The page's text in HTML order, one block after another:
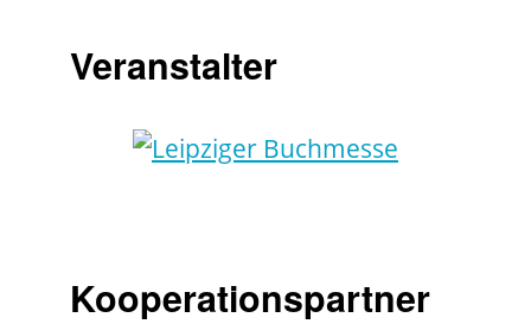
Veranstalter
Kooperationspartner